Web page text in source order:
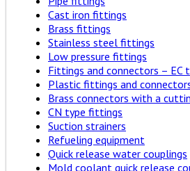
Cast iron fittings
Brass fittings
Stainless steel fittings
Low pressure fittings
Fittings and connectors – EC
Plastic fittings and
Brass connectors with a
CN type fittings
Suction strainers
Refueling equipment
Quick release water couplings
Mold coolant quick release